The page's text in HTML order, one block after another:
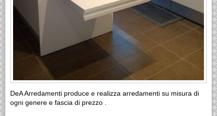
DeA Arredamenti produce e realizza arredamenti su misura di
ogni genere e fascia di prezzo .